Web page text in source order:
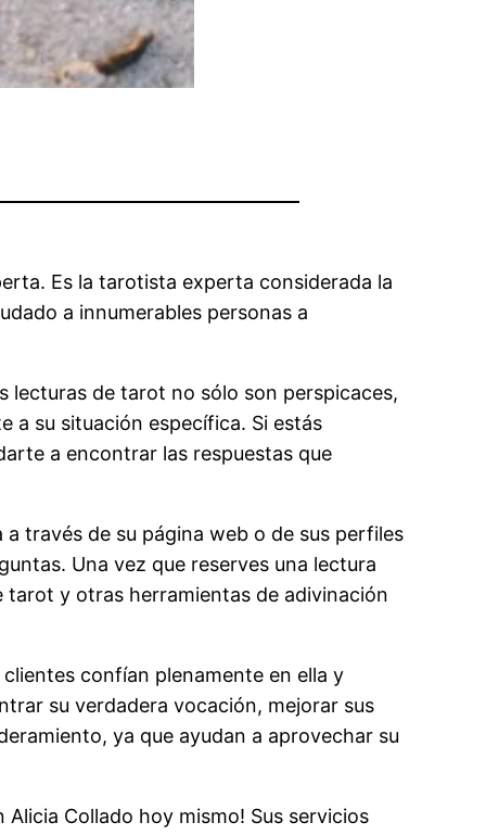
Es la tarotista experta considerada la
a innumerables personas a
lecturas de tarot no sólo son perspicaces,
a su situación específica. Si estás
a encontrar las respuestas que
través de su página web o de sus perfiles
Una vez que reserves una lectura
tarot y otras herramientas de adivinación
confían plenamente en ella y
su verdadera vocación, mejorar sus
ya que ayudan a aprovechar su
Collado hoy mismo! Sus servicios